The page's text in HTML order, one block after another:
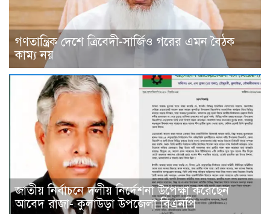
গণতান্ত্রিক দেশে ত্রিবেদী-সার্জিও গরের এমন বৈঠক
কাম্য নয়
জাতীয় নির্বাচনে দলীয় নির্দেশনা উপেক্ষা করেছেন
আবেদ রাজা- কুলাউড়া উপজেলা বিএনপি